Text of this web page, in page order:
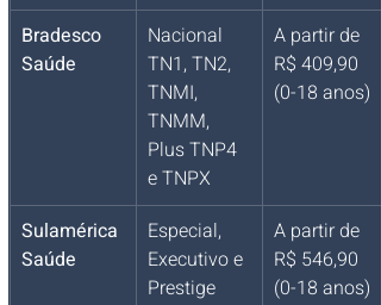
Bradesco
Saúde
Nacional
TN1, TN2,
TNMI,
TNMM,
Plus TNP4
e TNPX
A partir de
R$ 409,90
(0-18 anos)
Sulamérica
Saúde
Especial,
Executivo e
Prestige
A partir de
R$ 546,90
(0-18 anos)